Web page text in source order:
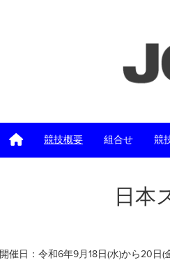
競技概要 組合せ 競
日本
開催日：令和6年9月18日(水)から20日(